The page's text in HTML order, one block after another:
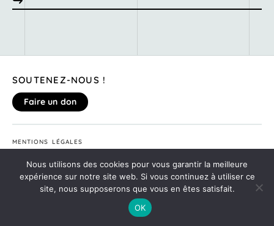
SOUTENEZ-NOUS !
Faire un don
MENTIONS LÉGALES
©2020
MONTE TA SOIRÉE
Nous utilisons des cookies pour vous garantir la meilleure
expérience sur notre site web. Si vous continuez à utiliser ce
site, nous supposerons que vous en êtes satisfait.
OK